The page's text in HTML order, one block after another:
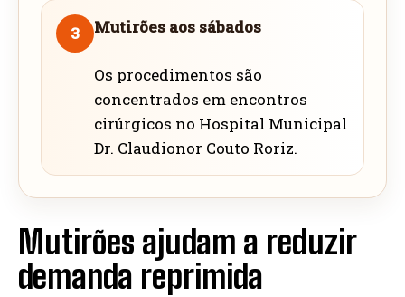
3 Mutirões aos sábados
Os procedimentos são
concentrados em encontros
cirúrgicos no Hospital Municipal
Dr. Claudionor Couto Roriz.
Mutirões ajudam a reduzir
demanda reprimida